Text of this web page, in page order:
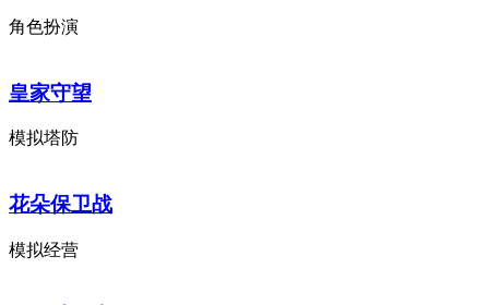
角色扮演
皇家守望
模拟塔防
花朵保卫战
模拟经营